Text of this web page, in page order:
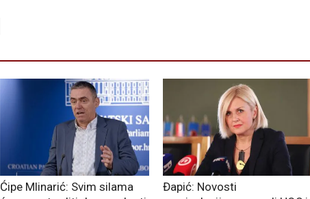
Ćipe Mlinarić: Svim silama
Đapić: Novosti